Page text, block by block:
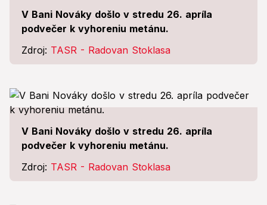
V Bani Nováky došlo v stredu 26. apríla
podvečer k vyhoreniu metánu.
Zdroj: TASR - Radovan Stoklasa
V Bani Nováky došlo v stredu 26. apríla
podvečer k vyhoreniu metánu.
Zdroj: TASR - Radovan Stoklasa